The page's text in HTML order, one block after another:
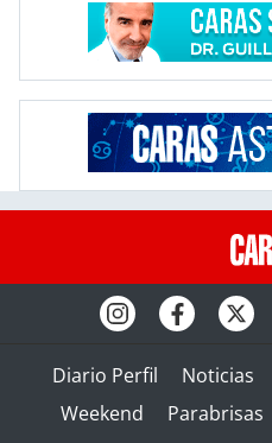
Diario Perfil Noticias
Weekend
Parabrisas